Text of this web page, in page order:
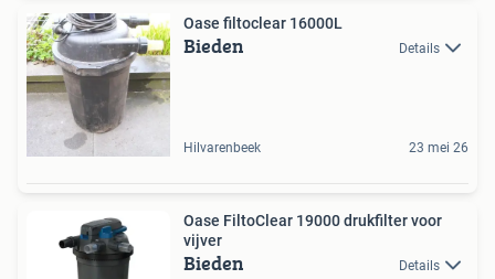
Oase filtoclear 16000L
Bieden Details
Hilvarenbeek 23 mei 26
Oase FiltoClear 19000 drukfilter voor
vijver
Bieden Details